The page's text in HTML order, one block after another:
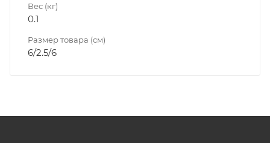
Вес (кг)
0.1
Размер товара (см)
6/2.5/6